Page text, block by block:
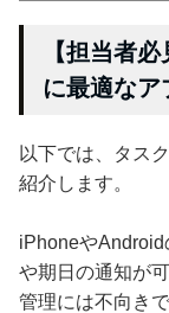
【担当者
に最適なア
以下では、タス
紹介します。
iPhoneやAndroid
や期日の通知が
管理には不向き